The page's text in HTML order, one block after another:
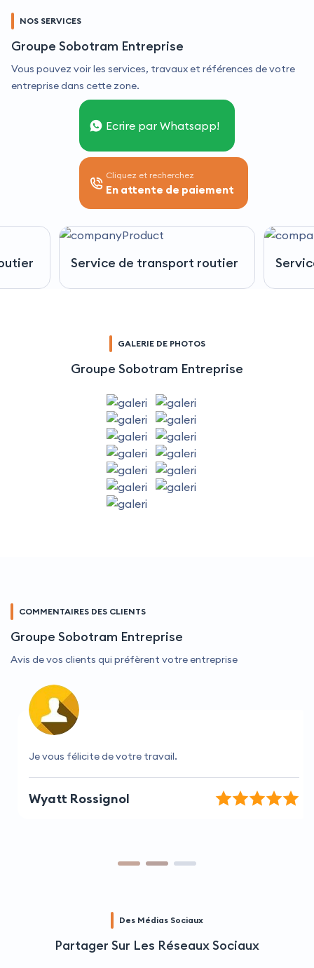
NOS SERVICES
Groupe Sobotram Entreprise
Vous pouvez voir les services, travaux et références de votre
entreprise dans cette zone.
Ecrire par Whatsapp!
Cliquez et recherchez
En attente de paiement
Service de transport routier
GALERIE DE PHOTOS
Groupe Sobotram Entreprise
COMMENTAIRES DES CLIENTS
Groupe Sobotram Entreprise
Avis de vos clients qui préfèrent votre entreprise
Je vous félicite de votre travail.
Wyatt Rossignol
Des Médias Sociaux
Partager Sur Les Réseaux Sociaux